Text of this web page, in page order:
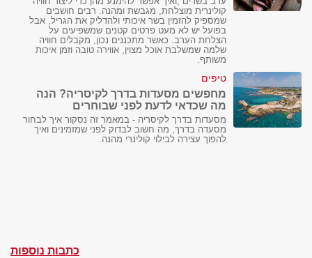
קולינרית מוצלחת, מגבשת ומהנה. רבים חושבים
שמספיק להזמין בשר איכותי ולהדליק את הגריל, אבל
בפועל יש לא מעט פרטים קטנים שמשפיעים על
הצלחת הערב. כאשר מתכננים נכון, מקבלים חוויה
שלמה שמשלבת אוכל מצוין, אווירה טובה וזמן איכות
משותף.
טיפים
מחפשים מסעדות בדרך לקיסריה? הנה
מה שכדאי לדעת לפני שבוחרים
מסעדות בדרך לקיסריה - במאמר זה נסקור איך לבחור
מסעדה בדרך, מה חשוב לבדוק לפני שמזמינים ואיך
להפוך עצירה לבילוי קולינרי מהנה.
כתבות נוספות